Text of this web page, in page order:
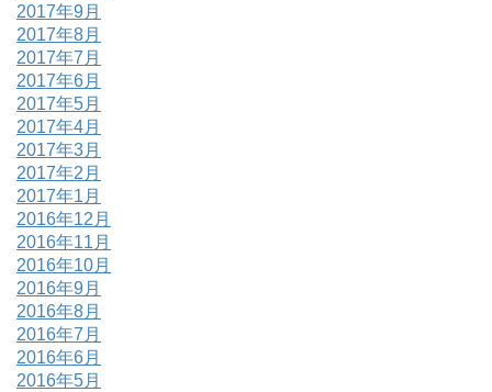
2017年9月
2017年8月
2017年7月
2017年6月
2017年5月
2017年4月
2017年3月
2017年2月
2017年1月
2016年12月
2016年11月
2016年10月
2016年9月
2016年8月
2016年7月
2016年6月
2016年5月